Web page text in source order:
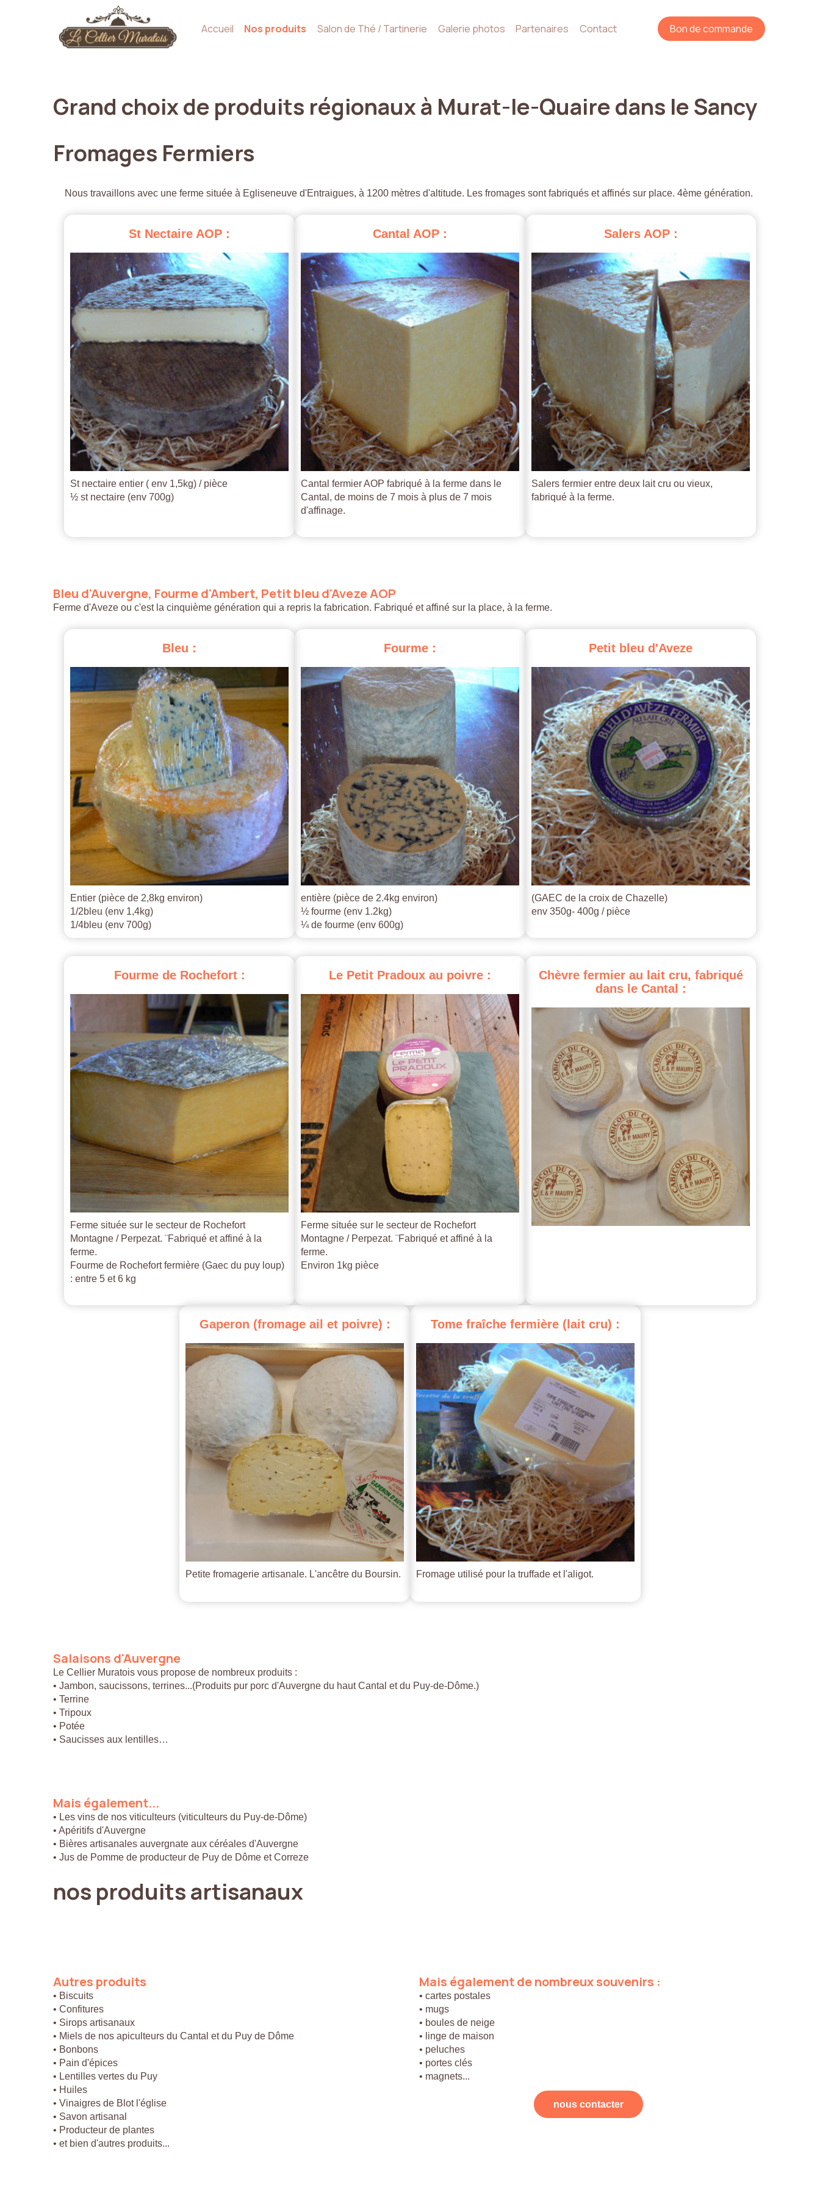
Accueil Nos produits Salon de Thé / Tartinerie Galerie photos Partenaires Contact Bon de commande
Grand choixde produits régionauxà Murat-le-Quairedans leSancy
Fromages Fermiers
Nous travaillons avec une ferme située à Egliseneuve d'Entraigues, à 1200 mètres d'altitude. Les fromages sont fabriqués et affinés sur place. 4ème génération.
St Nectaire AOP :
St nectaire entier ( env 1,5kg) / pièce
½ st nectaire (env 700g)
Cantal AOP :
Cantal fermier AOP fabriqué à la ferme dans le
Cantal, de moins de 7 mois à plus de 7 mois
d'affinage.
Salers AOP :
Salers fermier entre deux lait cru ou vieux,
fabriqué à la ferme.
Bleu d'Auvergne, Fourmed'Ambert, Petitbleu d'AvezeAOP
Ferme d'Aveze ou c'est la cinquième génération qui a repris la fabrication. Fabriqué et affiné sur la place, à la ferme.
Bleu :
Entier (pièce de 2,8kg environ)
1/2bleu (env 1,4kg)
1/4bleu (env 700g)
Fourme :
entière (pièce de 2.4kg environ)
½ fourme (env 1.2kg)
¼ de fourme (env 600g)
Petit bleu d'Aveze
(GAEC de la croix de Chazelle)
env 350g- 400g / pièce
Fourme de Rochefort :
Ferme située sur le secteur de Rochefort
Montagne / Perpezat. ¨Fabriqué et affiné à la
ferme.
Fourme de Rochefort fermière (Gaec du puy loup)
: entre 5 et 6 kg
Le Petit Pradoux au poivre :
Ferme située sur le secteur de Rochefort
Montagne / Perpezat. ¨Fabriqué et affiné à la
ferme.
Environ 1kg pièce
Chèvre fermier au lait cru, fabriqué
dans le Cantal :
Gaperon (fromage ail et poivre) :
Petite fromagerie artisanale. L'ancêtre du Boursin.
Tome fraîche fermière (lait cru) :
Fromage utilisé pour la truffade et l'aligot.
Salaisons d'Auvergne
Le Cellier Muratois vous propose de nombreux produits :
• Jambon, saucissons, terrines...(Produits pur porc d'Auvergne du haut Cantal et du Puy-de-Dôme.)
• Terrine
• Tripoux
• Potée
• Saucisses aux lentilles…
Mais également...
• Les vins de nos viticulteurs (viticulteurs du Puy-de-Dôme)
• Apéritifs d'Auvergne
• Bières artisanales auvergnate aux céréales d'Auvergne
• Jus de Pomme de producteur de Puy de Dôme et Correze
nos produitsartisanaux
Autres produits
• Biscuits
• Confitures
• Sirops artisanaux
• Miels de nos apiculteurs du Cantal et du Puy de Dôme
• Bonbons
• Pain d'épices
• Lentilles vertes du Puy
• Huiles
• Vinaigres de Blot l'église
• Savon artisanal
• Producteur de plantes
• et bien d'autres produits...
Mais égalementdenombreuxsouvenirs :
• cartes postales
• mugs
• boules de neige
• linge de maison
• peluches
• portes clés
• magnets...
nous contacter